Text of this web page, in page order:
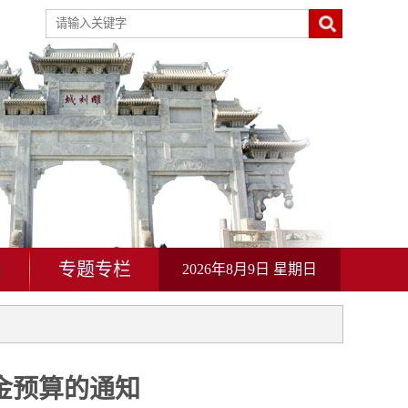
专题专栏 2026年8月9日 星期日
预算的通知